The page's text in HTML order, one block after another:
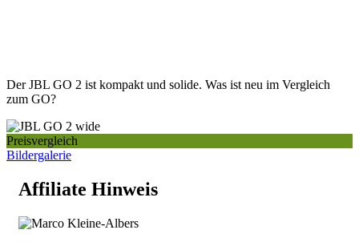
Der JBL GO 2 ist kompakt und solide. Was ist neu im Vergleich
zum GO?
Preisvergleich
Bildergalerie
Affiliate Hinweis